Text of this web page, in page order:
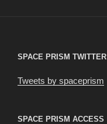
SPACE PRISM TWITTER
Tweets by spaceprism
SPACE PRISM ACCESS